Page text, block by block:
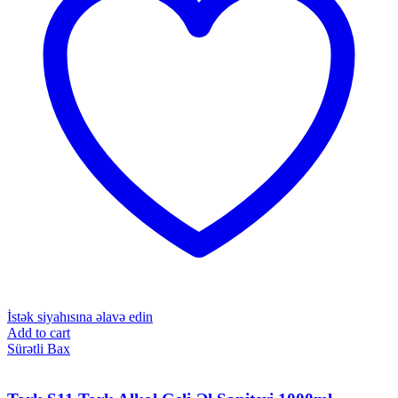
İstək siyahısına əlavə edin
Add to cart
Sürətli Bax